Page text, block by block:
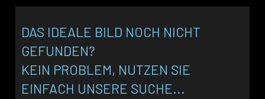
DAS IDEALE BILD NOCH NICHT
GEFUNDEN?
KEIN PROBLEM, NUTZEN SIE
EINFACH UNSERE SUCHE...